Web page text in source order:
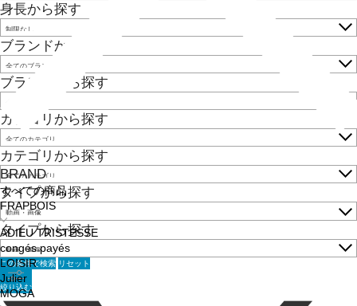
BRAND
すべての商品
FRAPBOIS
ADIEU TRISTESSE
congés payés
LOISIR
Julier
MOGA
身長から探す
ブランドから探す
ブランドから探す
カテゴリから探す
カテゴリから探す
タイプから探す
タイプから探す
この条件で検索 リセット
絞り込む